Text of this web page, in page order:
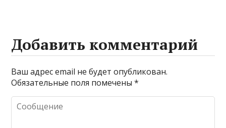
Добавить комментарий
Ваш адрес email не будет опубликован.
Обязательные поля помечены*